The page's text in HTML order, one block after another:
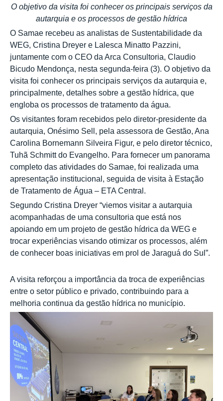
O objetivo da visita foi conhecer os principais serviços da
autarquia e os processos de gestão hídrica
O Samae recebeu as analistas de Sustentabilidade da
WEG, Cristina Dreyer e Lalesca Minatto Pazzini,
juntamente com o CEO da Arca Consultoria, Claudio
Bicudo Mendonça, nesta segunda-feira (3). O objetivo da
visita foi conhecer os principais serviços da autarquia e,
principalmente, detalhes sobre a gestão hídrica, que
engloba os processos de tratamento da água.
Os visitantes foram recebidos pelo diretor-presidente da
autarquia, Onésimo Sell, pela assessora de Gestão, Ana
Carolina Bornemann Silveira Figur, e pelo diretor técnico,
Tuhã Schmitt do Evangelho. Para fornecer um panorama
completo das atividades do Samae, foi realizada uma
apresentação institucional, seguida de visita à Estação
de Tratamento de Água – ETA Central.
Segundo Cristina Dreyer “viemos visitar a autarquia
acompanhadas de uma consultoria que está nos
apoiando em um projeto de gestão hídrica da WEG e
trocar experiências visando otimizar os processos, além
de conhecer boas iniciativas em prol de Jaraguá do Sul”.
A visita reforçou a importância da troca de experiências
entre o setor público e privado, contribuindo para a
melhoria continua da gestão hídrica no município.